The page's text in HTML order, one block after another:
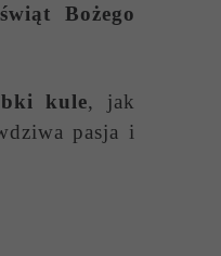
Bożego
kule, jak
pasja i